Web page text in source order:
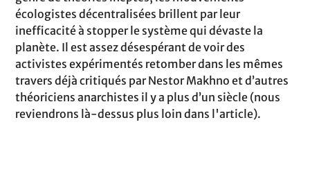
écologistes décentralisées brillent par leur
inefficacité à stopper le système qui dévaste la
planète. Il est assez désespérant de voir des
activistes expérimentés retomber dans les mêmes
travers déjà critiqués par Nestor Makhno et d’autres
théoriciens anarchistes il y a plus d’un siècle (nous
reviendrons là-dessus plus loin dans l'article).